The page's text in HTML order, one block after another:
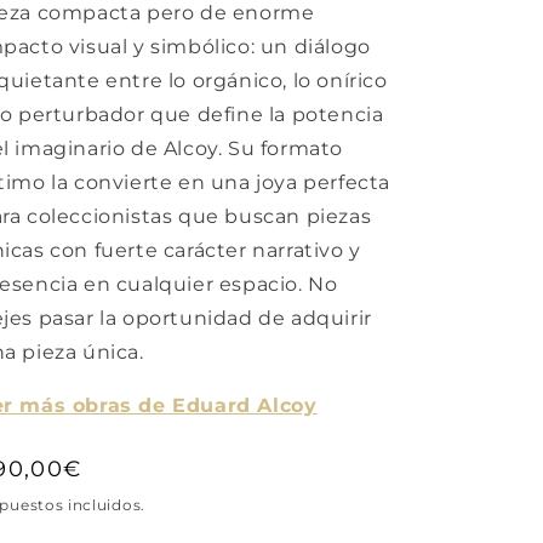
compacta pero de enorme
visual y simbólico: un diálogo
entre lo orgánico, lo onírico
perturbador que define la potencia
imaginario de Alcoy. Su formato
la convierte en una joya perfecta
coleccionistas que buscan piezas
con fuerte carácter narrativo y
en cualquier espacio. No
pasar la oportunidad de adquirir
pieza única.
más obras de Eduard Alcoy
incluidos.